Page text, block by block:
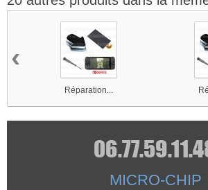
Note
15/02/2024
Très satisfaite
Un grand merci au réparateur ont appel il
répondre à nos questions et la réparation
a été très vite mon fils est heureux de
récupérer ça console je le conseille
Réparation...
‹
MICRO-CHIP